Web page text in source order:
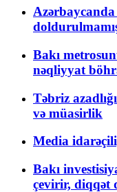
Bakı
nəqliyyat
Təbriz
və müasirlik
Media
Bakı
çevirir, diqqət